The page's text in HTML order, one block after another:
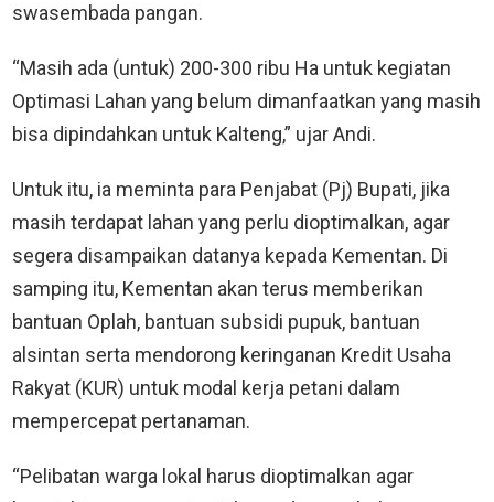
swasembada pangan.
“Masih ada (untuk) 200-300 ribu Ha untuk kegiatan
Optimasi Lahan yang belum dimanfaatkan yang masih
bisa dipindahkan untuk Kalteng,” ujar Andi.
Untuk itu, ia meminta para Penjabat (Pj) Bupati, jika
masih terdapat lahan yang perlu dioptimalkan, agar
segera disampaikan datanya kepada Kementan. Di
samping itu, Kementan akan terus memberikan
bantuan Oplah, bantuan subsidi pupuk, bantuan
alsintan serta mendorong keringanan Kredit Usaha
Rakyat (KUR) untuk modal kerja petani dalam
mempercepat pertanaman.
“Pelibatan warga lokal harus dioptimalkan agar